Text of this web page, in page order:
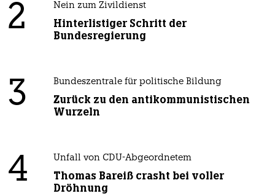
2 Nein zum Zivildienst
Hinterlistiger Schritt der
Bundesregierung
3 Bundeszentrale für politische Bildung
Zurück zu den antikommunistischen
Wurzeln
4 Unfall von CDU-Abgeordnetem
Thomas Bareiß crasht bei voller
Dröhnung